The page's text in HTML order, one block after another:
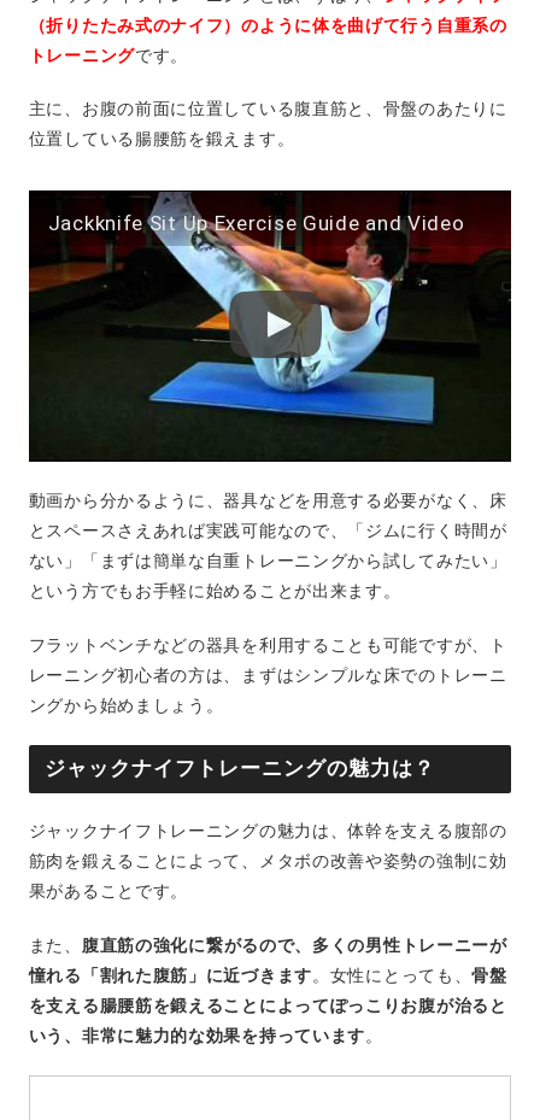
（折りたたみ式のナイフ）のように体を曲げて行う自重系の
トレーニングです。
主に、お腹の前面に位置している腹直筋と、骨盤のあたりに
位置している腸腰筋を鍛えます。
Jackknife Sit Up Exercise Guide and Video
動画から分かるように、器具などを用意する必要がなく、床
とスペースさえあれば実践可能なので、「ジムに行く時間が
ない」「まずは簡単な自重トレーニングから試してみたい」
という方でもお手軽に始めることが出来ます。
フラットベンチなどの器具を利用することも可能ですが、ト
レーニング初心者の方は、まずはシンプルな床でのトレーニ
ングから始めましょう。
ジャックナイフトレーニングの魅力は？
ジャックナイフトレーニングの魅力は、体幹を支える腹部の
筋肉を鍛えることによって、メタボの改善や姿勢の強制に効
果があることです。
また、 腹直筋の強化に繋がるので、多くの男性トレーニーが
憧れる「割れた腹筋」に近づきます。女性にとっても、骨盤
を支える腸腰筋を鍛えることによってぽっこりお腹が治ると
いう、非常に魅力的な効果を持っています。